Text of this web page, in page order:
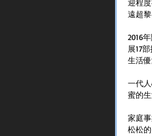
迎程
遠超
2016
展17
生活
一代
蜜的
家庭
松松